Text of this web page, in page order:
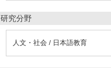
研究分野
人文・社会 / 日本語教育